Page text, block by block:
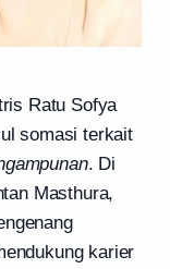
Ratu Sofya
somasi terkait
. Di
Masthura,
karier